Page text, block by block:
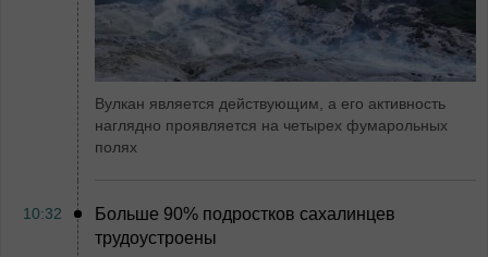
Вулкан является действующим, а его активность
наглядно проявляется на четырех фумарольных
полях
10:32
Больше 90% подростков сахалинцев
трудоустроены